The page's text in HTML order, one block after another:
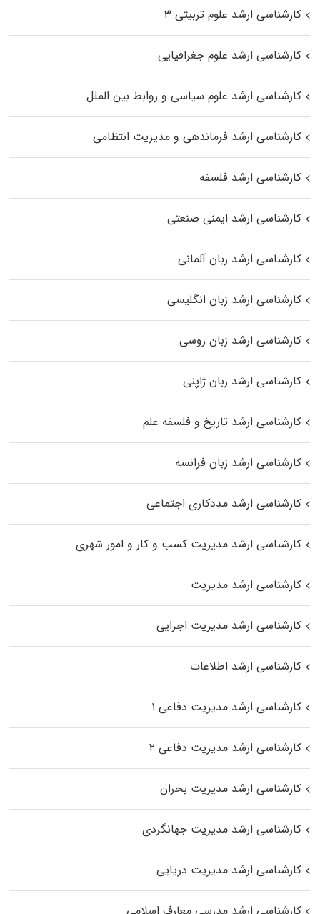
کارشناسی ارشد علوم تربیتی ۳
کارشناسی ارشد علوم جغرافیایی
کارشناسی ارشد علوم سیاسی و روابط بین الملل
کارشناسی ارشد فرماندهی و مدیریت انتظامی
کارشناسی ارشد فلسفه
کارشناسی ارشد ایمنی صنعتی
کارشناسی ارشد زبان آلمانی
کارشناسی ارشد زبان انگلیسی
کارشناسی ارشد زبان روسی
کارشناسی ارشد زبان ژاپنی
کارشناسی ارشد تاریخ و فلسفه علم
کارشناسی ارشد زبان فرانسه
کارشناسی ارشد مددکاری اجتماعی
کارشناسی ارشد مدیریت کسب و کار و امور شهری
کارشناسی ارشد مدیریت
کارشناسی ارشد مدیریت اجرایی
کارشناسی ارشد اطلاعات
کارشناسی ارشد مدیریت دفاعی ۱
کارشناسی ارشد مدیریت دفاعی ۲
کارشناسی ارشد مدیریت بحران
کارشناسی ارشد مدیریت جهانگردی
کارشناسی ارشد مدیریت دریایی